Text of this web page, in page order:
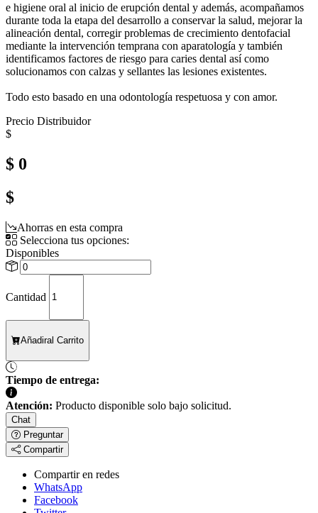
e higiene oral al inicio de erupción dental y además, acompañamos
durante toda la etapa del desarrollo a conservar la salud, mejorar la
alineación dental, corregir problemas de crecimiento dentofacial
mediante la intervención temprana con aparatología y también
identificamos factores de riesgo para caries dental así como
solucionamos con calzas y sellantes las lesiones existentes.
Todo esto basado en una odontología respetuosa y con amor.
Precio Distribuidor
$
$ 0
$
Ahorras en esta compra
Selecciona tus opciones:
Disponibles
Cantidad
Añadiral Carrito
Tiempo de entrega:
Atención: Producto disponible solo bajo solicitud.
Chat
Preguntar
Compartir
Compartir en redes
WhatsApp
Facebook